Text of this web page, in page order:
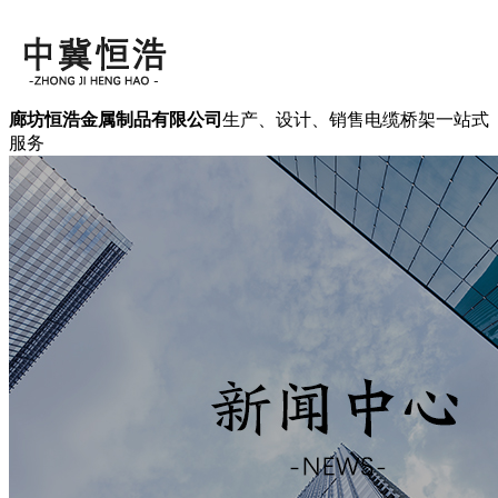
廊坊恒浩金属制品有限公司 生产、设计、销售电缆桥架一站式
服务